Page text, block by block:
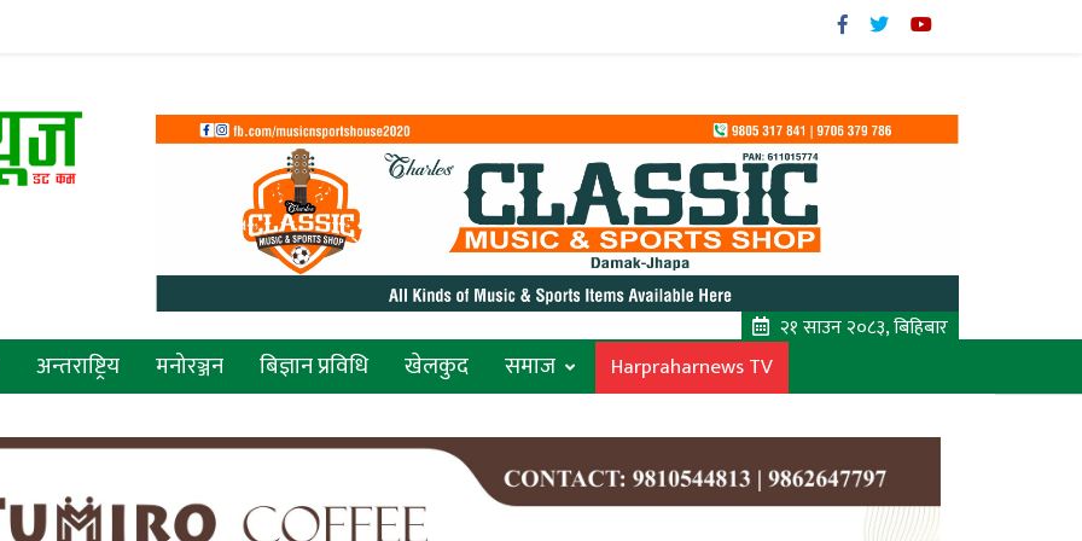
२१ साउन २०८३, बिहिबार
अन्तराष्ट्रिय मनोरञ्जन बिज्ञान प्रविधि खेलकुद समाज Harpraharnews TV